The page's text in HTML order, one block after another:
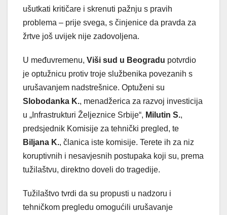
ušutkati kritičare i skrenuti pažnju s pravih
problema – prije svega, s činjenice da pravda za
žrtve još uvijek nije zadovoljena.
U međuvremenu, Viši sud u Beogradu potvrdio
je optužnicu protiv troje službenika povezanih s
urušavanjem nadstrešnice. Optuženi su
Slobodanka K., menadžerica za razvoj investicija
u „Infrastrukturi Željeznice Srbije“, Milutin S.,
predsjednik Komisije za tehnički pregled, te
Biljana K., članica iste komisije. Terete ih za niz
koruptivnih i nesavjesnih postupaka koji su, prema
tužilaštvu, direktno doveli do tragedije.
Tužilaštvo tvrdi da su propusti u nadzoru i
tehničkom pregledu omogućili urušavanje